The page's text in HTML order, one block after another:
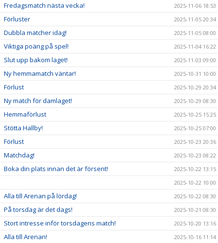
Fredagsmatch nästa vecka! 2025-11-06 18:53
Förluster 2025-11-05 20:34
Dubbla matcher idag! 2025-11-05 08:00
Viktiga poäng på spel! 2025-11-04 16:22
Slut upp bakom laget! 2025-11-03 09:00
Ny hemmamatch väntar! 2025-10-31 10:00
Förlust 2025-10-29 20:34
Ny match för damlaget! 2025-10-29 08:30
Hemmaförlust 2025-10-25 15:25
Stötta Hallby! 2025-10-25 07:00
Förlust 2025-10-23 20:36
Matchdag! 2025-10-23 08:22
Boka din plats innan det är försent!
2025-10-22 13:15
2025-10-22 10:00
Alla till Arenan på lördag! 2025-10-22 08:30
På torsdag är det dags! 2025-10-21 08:30
Stort intresse inför torsdagens match! 2025-10-20 13:16
Alla till Arenan! 2025-10-16 11:14